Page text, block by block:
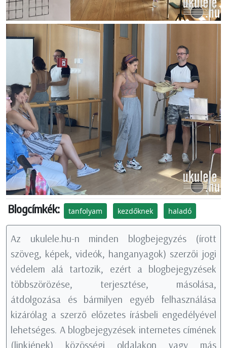
Blogcímkék: tanfolyam kezdőknek haladó
Az ukulele.hu-n minden blogbejegyzés (írott
szöveg, képek, videók, hanganyagok) szerzői jogi
védelem alá tartozik, ezért a blogbejegyzések
többszörözése, terjesztése, másolása,
átdolgozása és bármilyen egyéb felhasználása
kizárólag a szerző előzetes írásbeli engedélyével
lehetséges. A blogbejegyzések internetes címének
(linkjének) közösségi oldalakon vagy más